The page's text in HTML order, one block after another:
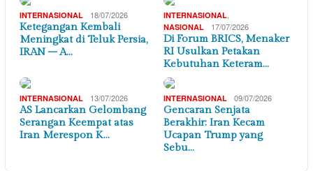
INTERNASIONAL 18/07/2026
Ketegangan Kembali
Meningkat di Teluk Persia,
IRAN – A…
INTERNASIONAL
NASIONAL 17/07/2026
Di Forum BRICS, Menaker
RI Usulkan Petakan
Kebutuhan Keteram…
INTERNASIONAL 13/07/2026
AS Lancarkan Gelombang
Serangan Keempat atas
Iran Merespon K…
INTERNASIONAL 09/07/2026
Gencaran Senjata
Berakhir: Iran Kecam
Ucapan Trump yang
Sebu…